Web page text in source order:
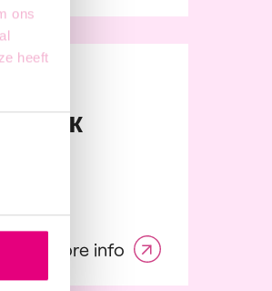
ons
heeft
More info